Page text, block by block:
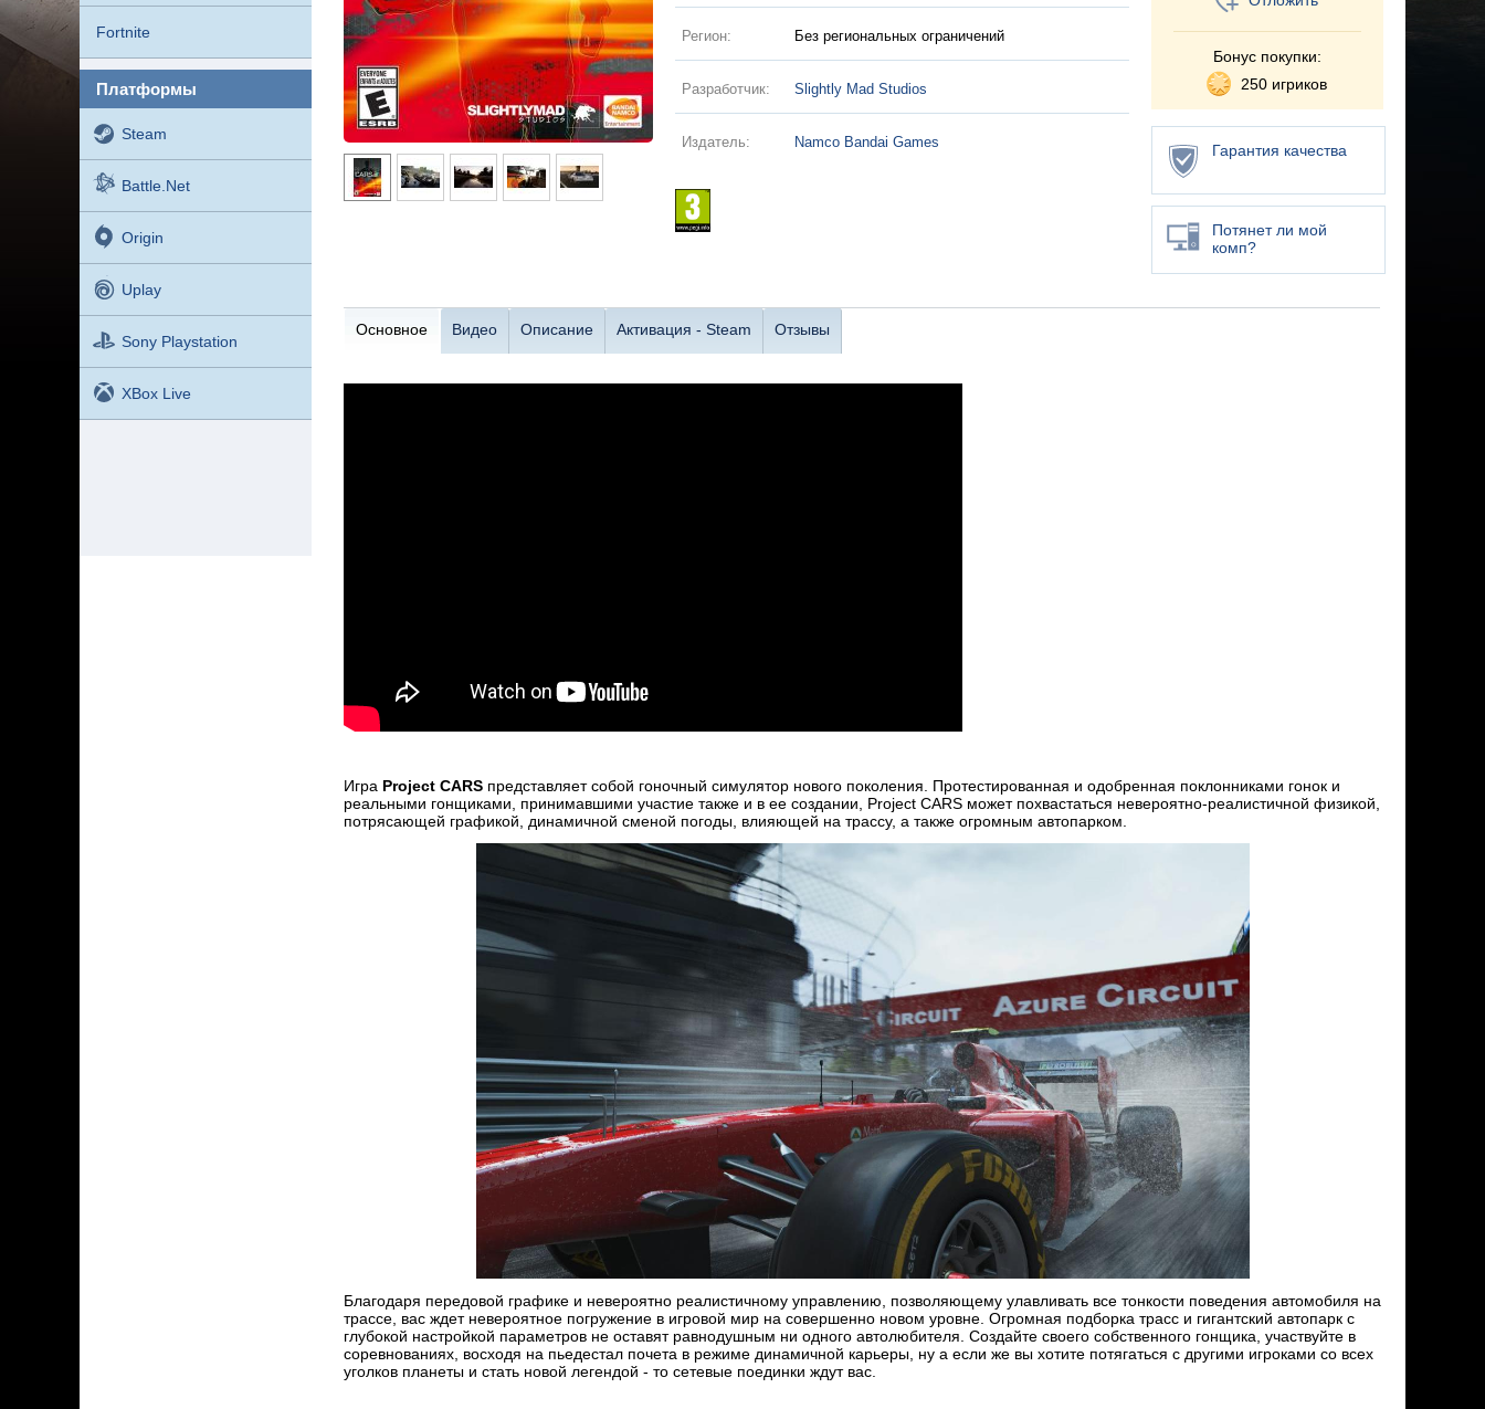
Fortnite
платформы
Steam
Battle.net
Origin
Uplay
Sony Playstation
XBox Live
Регион: Без региональных ограничений
Разработчик: Slightly Mad Studios
Издатель: Namco Bandai Games
Бонус покупки:
250 игриков
Гарантия качества
Потянет ли мой
комп?
Основное Видео Описание Активация - Steam Отзывы
Игра Project CARSпредставляет собой гоночный симулятор нового поколения. Протестированная и одобренная поклонниками гонок и
реальными гонщиками, принимавшими участие также и в ее создании, Project CARS может похвастаться невероятно-реалистичной физикой,
потрясающей графикой, динамичной сменой погоды, влияющей на трассу, а также огромным автопарком.
Благодаря передовой графике и невероятно реалистичному управлению, позволяющему улавливать все тонкости поведения автомобиля на
трассе, вас ждет невероятное погружение в игровой мир на совершенно новом уровне. Огромная подборка трасс и гигантский автопарк с
глубокой настройкой параметров не оставят равнодушным ни одного автолюбителя. Создайте своего собственного гонщика, участвуйте в
соревнованиях, восходя на пьедестал почета в режиме динамичной карьеры, ну а если же вы хотите потягаться с другими игроками со всех
уголков планеты и стать новой легендой - то сетевые поединки ждут вас.